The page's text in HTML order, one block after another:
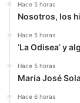
Hace 5 horas
Nosotros, los
Hace 5 horas
‘La Odisea’ y
Hace 5 horas
María José
Hace 6 horas